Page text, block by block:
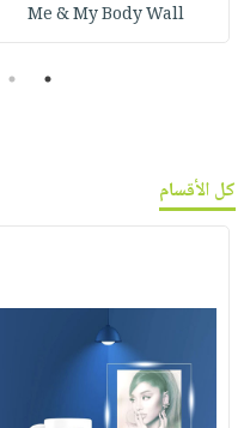
Me & My Body Wall
1
2
كل الأقسام